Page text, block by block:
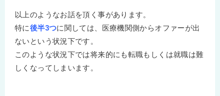
以上のようなお話を頂く事があります。
特に後半3つに関しては、医療機関側からオファーが出
ないという状況下です。
このような状況下では将来的にも転職もしくは就職は難
しくなってしまいます。